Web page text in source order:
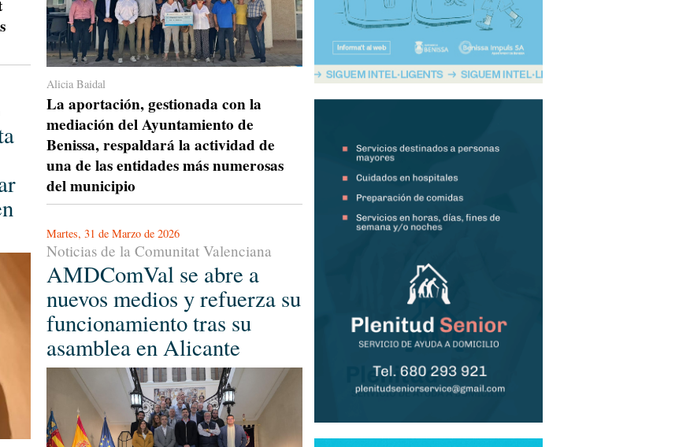
Alicia Baidal
La aportación, gestionada con la
mediación del Ayuntamiento de
Benissa, respaldará la actividad de
una de las entidades más numerosas
del municipio
Martes, 31 de Marzo de 2026
Noticias de la Comunitat Valenciana
AMDComVal se abre a
nuevos medios y refuerza su
funcionamiento tras su
asamblea en Alicante